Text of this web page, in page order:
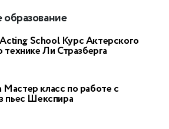
School Курс Актерского
технике Ли Стразберга
класс по работе с
пьес Шекспира